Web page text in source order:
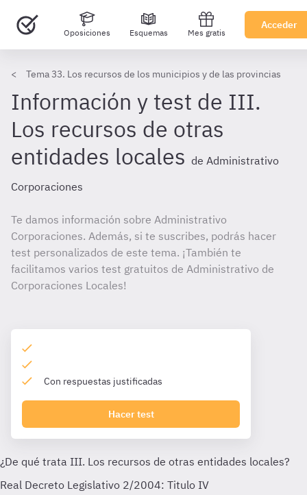
Oposiciones Esquemas Mes gratis
Acceder
Tema 33. Los recursos de los municipios y de las provincias
Información y test de III.
Los recursos de otras
entidades locales de Administrativo
Corporaciones
Te damos información sobre Administrativo
Corporaciones. Además, si te suscribes, podrás hacer
test personalizados de este tema. ¡También te
facilitamos varios test gratuitos de Administrativo de
Corporaciones Locales!
Con respuestas justificadas
Hacer test